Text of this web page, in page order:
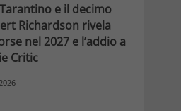
e il decimo
Richardson rivela
nel 2027 e l’addio a
Critic